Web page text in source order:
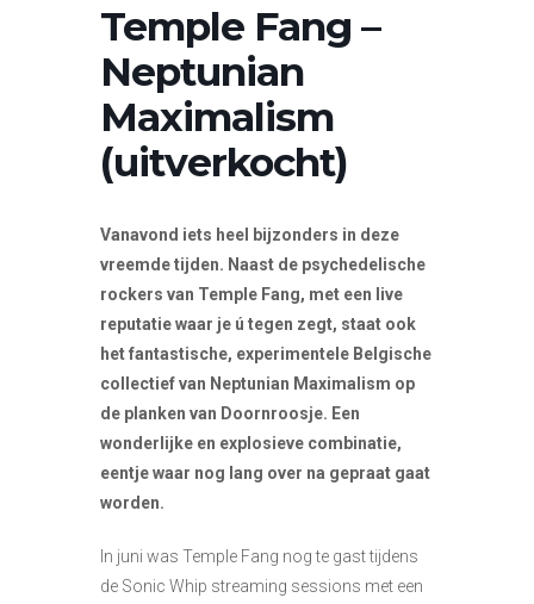
Temple Fang –
Neptunian
Maximalism
(uitverkocht)
Vanavond iets heel bijzonders in deze
vreemde tijden. Naast de psychedelische
rockers van Temple Fang, met een live
reputatie waar je ú tegen zegt, staat ook
het fantastische, experimentele Belgische
collectief van Neptunian Maximalism op
de planken van Doornroosje. Een
wonderlijke en explosieve combinatie,
eentje waar nog lang over na gepraat gaat
worden.
In juni was Temple Fang nog te gast tijdens
de Sonic Whip streaming sessions met een